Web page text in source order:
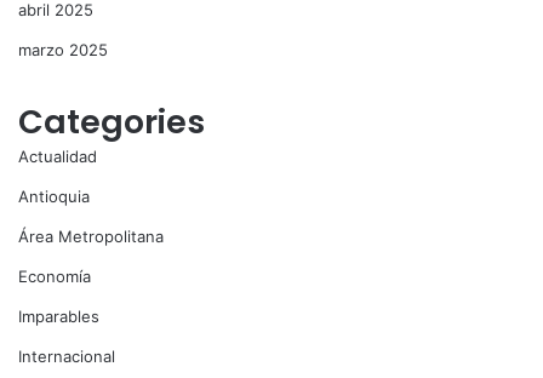
abril 2025
marzo 2025
Categories
Actualidad
Antioquia
Área Metropolitana
Economía
Imparables
Internacional